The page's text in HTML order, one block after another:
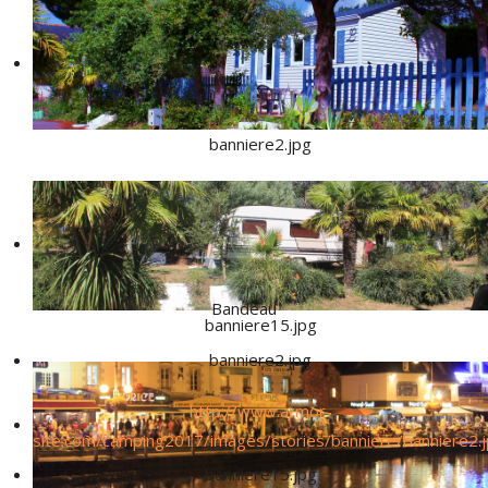
banniere2.jpg
banniere15.jpg
Bandeau
banniere2.jpg
http://www.armor-
site.com/camping2017/images/stories/banniere/
banniere15.jpg